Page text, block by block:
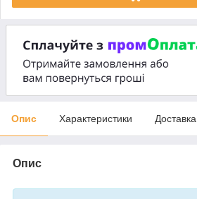
Опис Характеристики Доставка
Опис